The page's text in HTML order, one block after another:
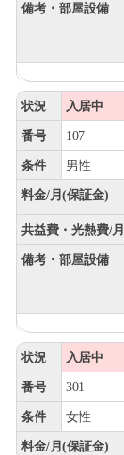
備考・部屋設備
状況 入居中
番号 107
条件 男性
料金/月(保証金)
共益費・光熱費/月
備考・部屋設備
状況 入居中
番号 301
条件 女性
料金/月(保証金)